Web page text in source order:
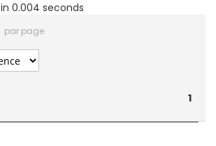
in 0.004 seconds
par page
1